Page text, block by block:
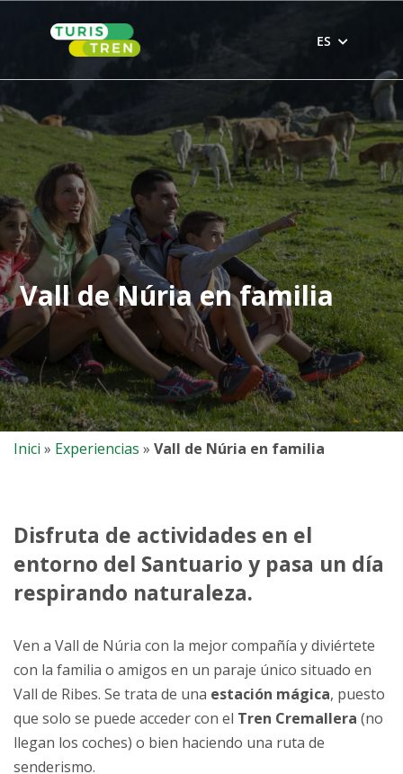
ES
Inici » Experiencias » Vall de Núria en familia
Vall de Núria en familia
Disfruta de actividades en el
entorno del Santuario y pasa un día
respirando naturaleza.
Ven a Vall de Núria con la mejor compañía y diviértete
con la familia o amigos en un paraje único situado en
Vall de Ribes. Se trata de una estación mágica, puesto
que solo se puede acceder con el Tren Cremallera (no
llegan los coches) o bien haciendo una ruta de
senderismo.